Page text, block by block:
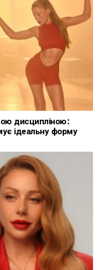
дисципліною:
ідеальну форму